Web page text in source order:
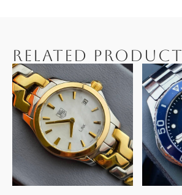
RELATED PRODUCT